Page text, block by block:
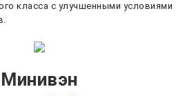
класса с улучшенными условиями
Минивэн